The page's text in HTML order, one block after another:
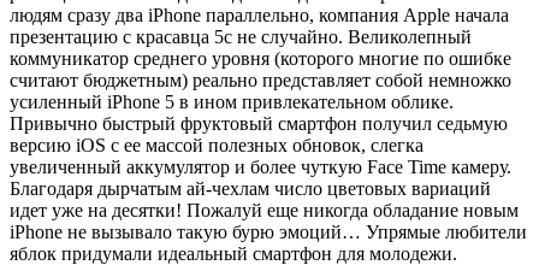
людям сразу два iPhone параллельно, компания Apple начала
презентацию с красавца 5c не случайно. Великолепный
коммуникатор среднего уровня (которого многие по ошибке
считают бюджетным) реально представляет собой немножко
усиленный iPhone 5 в ином привлекательном облике.
Привычно быстрый фруктовый смартфон получил седьмую
версию iOS с ее массой полезных обновок, слегка
увеличенный аккумулятор и более чуткую Face Time камеру.
Благодаря дырчатым ай-чехлам число цветовых вариаций
идет уже на десятки! Пожалуй еще никогда обладание новым
iPhone не вызывало такую бурю эмоций… Упрямые любители
яблок придумали идеальный смартфон для молодежи.